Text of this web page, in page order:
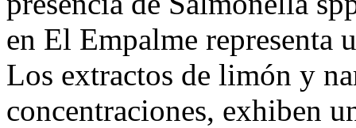
en El Empalme representa
Los extractos de limón y
concentraciones, exhiben